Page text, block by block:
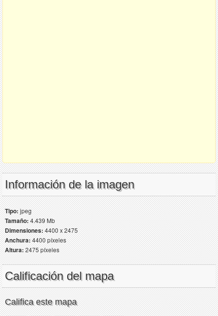
Información de la imagen
Tipo:jpeg
Tamaño:4.439 Mb
Dimensiones:4400 x 2475
Anchura:4400 píxeles
Altura:2475 píxeles
Calificación del mapa
Califica este mapa